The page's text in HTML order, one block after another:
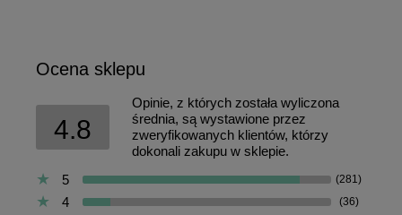
Ocena sklepu
4.8
Opinie, z których została wyliczona
średnia, są wystawione przez
zweryfikowanych klientów, którzy
dokonali zakupu w sklepie.
5
(281)
4 (36)